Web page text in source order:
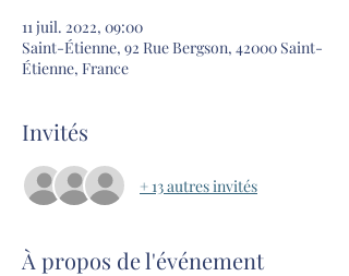
11 juil. 2022, 09:00
Saint-Étienne, 92 Rue Bergson, 42000 Saint-
Étienne, France
Invités
+ 13 autres invités
À propos de l'événement